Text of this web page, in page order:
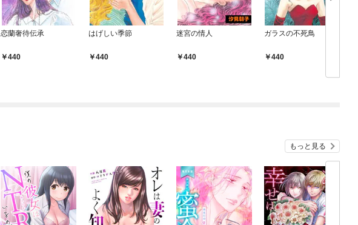
恋蘭奢待伝承
440
はげしい季節
440
迷宮の情人
440
ガラスの不死鳥
440
もっと見る